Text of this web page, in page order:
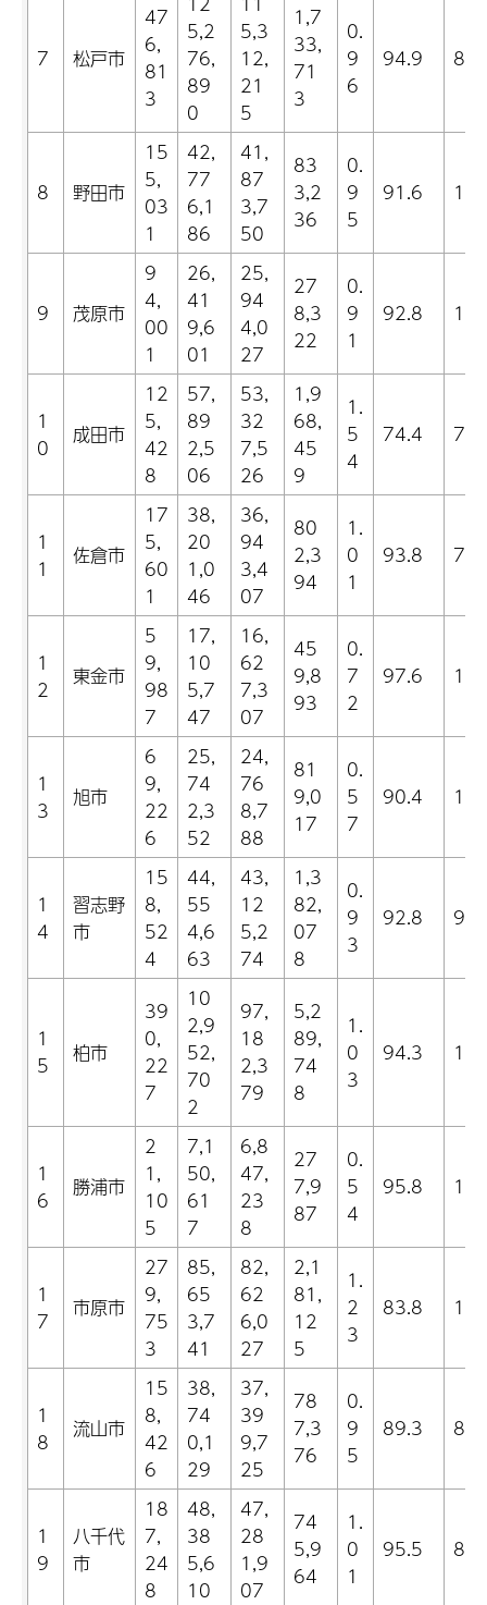
7 松戸市
47
6,
81
3
5,2
76,
89
0
5,3
12,
21
5
1,7
33,
71
3
0.
9
6
94.9 8.2
8 野田市
15
5,
03
1
42,
77
6,1
86
41,
87
3,7
50
83
3,2
36
0.
9
5
91.6
9 茂原市
9
4,
00
1
26,
41
9,6
01
25,
94
4,0
27
27
8,3
22
0.
9
1
92.8
1
0
成田市
12
5,
42
8
57,
89
2,5
06
53,
32
7,5
26
1,9
68,
45
9
1.
5
4
74.4 7.4
1
1
佐倉市
17
5,
60
1
38,
20
1,0
46
36,
94
3,4
07
80
2,3
94
1.
0
1
93.8 7.6
1
2
東金市
5
9,
98
7
17,
10
5,7
47
16,
62
7,3
07
45
9,8
93
0.
7
2
97.6
1
3
旭市
6
9,
22
6
25,
74
2,3
52
24,
76
8,7
88
81
9,0
17
0.
5
7
90.4
1
4
習志野
市
15
8,
52
4
44,
55
4,6
63
43,
12
5,2
74
1,3
82,
07
8
0.
9
3
92.8 9.5
1
5
柏市
39
0,
22
7
10
2,9
52,
70
2
97,
18
2,3
79
5,2
89,
74
8
1.
0
3
94.3
1
6
勝浦市
2
1,
10
5
7,1
50,
61
7
6,8
47,
23
8
27
7,9
87
0.
5
4
95.8
1
7
市原市
27
9,
75
3
85,
65
3,7
41
82,
62
6,0
27
2,1
81,
12
5
1.
2
3
83.8
1
8
流山市
15
8,
42
6
38,
74
0,1
29
37,
39
9,7
25
78
7,3
76
0.
9
5
89.3 8.4
1
9
八千代
市
18
7,
24
8
48,
38
5,6
10
47,
28
1,9
07
74
5,9
64
1.
0
1
95.5 8.8